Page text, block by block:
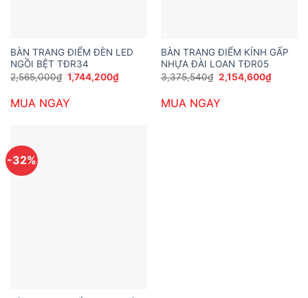
BÀN TRANG ĐIỂM ĐÈN LED
NGỒI BỆT TĐR34
2,565,000₫ Giá
gốc
2,565,000₫.
1,744,200₫Giá
hiện
MUA NGAY
BÀN TRANG ĐIỂM KÍNH GẤP
NHỰA ĐÀI LOAN TĐR05
3,375,540₫ Giá
gốc
3,375,540₫.
2,154,600₫Giá
hiện
MUA NGAY
-32%